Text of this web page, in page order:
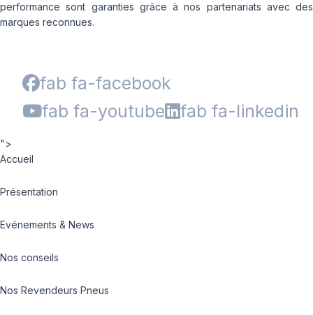
performance sont garanties grâce à nos partenariats avec des
marques reconnues.
fab fa-facebook
fab fa-youtube
fab fa-linkedin
">
Accueil
Présentation
Evénements & News
Nos conseils
Nos Revendeurs Pneus